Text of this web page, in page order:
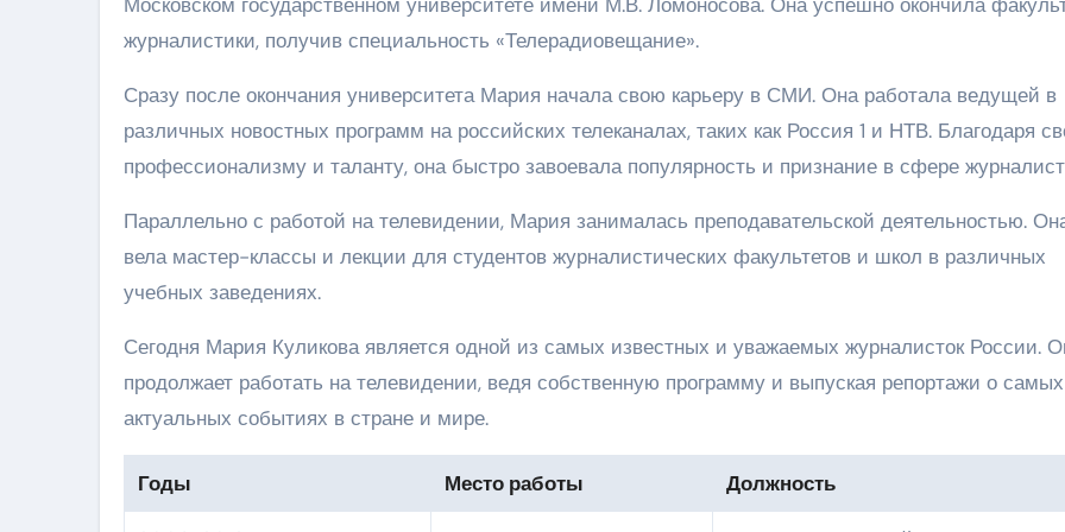
журналистики, получив специальность «Телерадиовещание».
Сразу после окончания университета Мария начала свою карьеру в СМИ. Она работала ведущей в
различных новостных программ на российских телеканалах, таких как Россия 1 и НТВ. Благодаря
профессионализму и таланту, она быстро завоевала популярность и признание в сфере
Параллельно с работой на телевидении, Мария занималась преподавательской деятельностью.
вела мастер-классы и лекции для студентов журналистических факультетов и школ в различных
учебных заведениях.
Сегодня Мария Куликова является одной из самых известных и уважаемых журналисток России.
продолжает работать на телевидении, ведя собственную программу и выпуская репортажи о самых
актуальных событиях в стране и мире.
Годы Место работы Должность